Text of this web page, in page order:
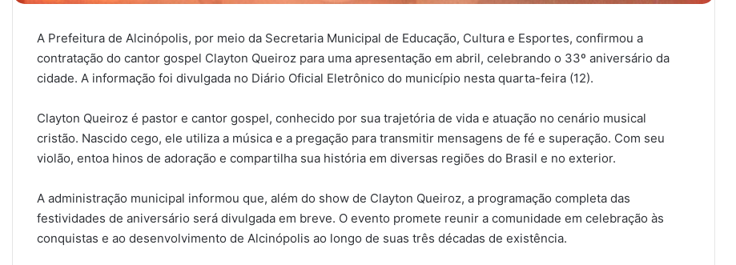
A Prefeitura de Alcinópolis, por meio da Secretaria Municipal de Educação, Cultura e Esportes, confirmou a
contratação do cantor gospel Clayton Queiroz para uma apresentação em abril, celebrando o 33º aniversário da
cidade. A informação foi divulgada no Diário Oficial Eletrônico do município nesta quarta-feira (12).
Clayton Queiroz é pastor e cantor gospel, conhecido por sua trajetória de vida e atuação no cenário musical
cristão. Nascido cego, ele utiliza a música e a pregação para transmitir mensagens de fé e superação. Com seu
violão, entoa hinos de adoração e compartilha sua história em diversas regiões do Brasil e no exterior.
A administração municipal informou que, além do show de Clayton Queiroz, a programação completa das
festividades de aniversário será divulgada em breve. O evento promete reunir a comunidade em celebração às
conquistas e ao desenvolvimento de Alcinópolis ao longo de suas três décadas de existência.